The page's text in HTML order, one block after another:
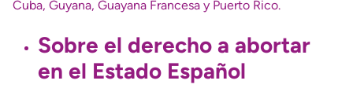
Cuba, Guyana, Guayana Francesa y Puerto Rico.
Sobre el derecho a abortar
en el Estado Español